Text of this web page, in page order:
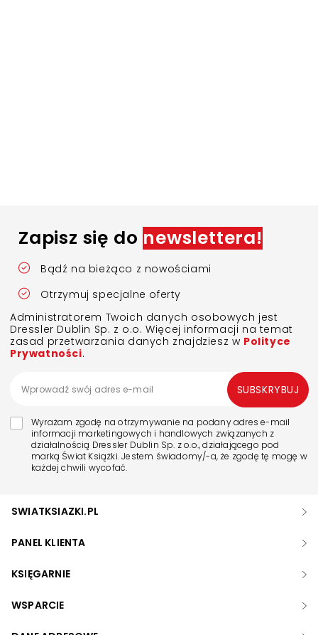
Zapisz się do newslettera!
Bądź na bieżąco z nowościami
Otrzymuj specjalne oferty
Administratorem Twoich danych osobowych jest
Dressler Dublin Sp. z o.o. Więcej informacji na temat
zasad przetwarzania danych znajdziesz w Polityce
Prywatności.
Wyrażam zgodę na otrzymywanie na podany adres e-mail
informacji marketingowych i handlowych związanych z
działalnością Dressler Dublin Sp. z o.o., działającego pod
marką Świat Książki. Jestem świadomy/-a, że zgodę tę mogę w
każdej chwili wycofać.
SUBSKRYBUJ
SWIATKSIAZKI.PL
PANEL KLIENTA
KSIĘGARNIE
WSPARCIE